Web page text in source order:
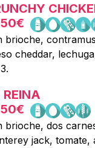
brioche,
cheddar,
brioche, dos
jack, tomate,